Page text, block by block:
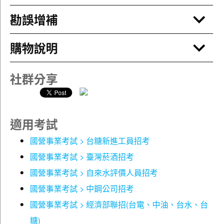
調降及台灣基本工資調漲爭議等文章報導。因此，除
了閱讀本書整理之精華外，建議平時可多接觸時事資
訊，將有助於文章閱讀之理解能力與答題速度。
【內容整理】
字彙與動詞片語搭配詳細例句，方便讀者閱讀。
文法祕笈重裝改版，條列式說明清晰疏理，深入解釋
英文例句對照一點就通。
收錄 107～115 年最新相關試題，協助讀者掌握考情
趨勢。
VIP專區。
單元 3 不定詞（Infinitives）
單元 4 動名詞（Gerunds）
單元 5 分詞（Participles）
單元 6 比較（Comparison）
單元 7 關係詞（Relatives）
Part 2 歷屆試題與解析
111 年臺灣菸酒從業職員及從業評價職位人員甄試「英
文」試題
111 年經濟部所屬事業機構新進職員甄試「英文」試題
111 年台灣自來水評價職位人員甄試「英文」試題
111 年台灣中油僱用人員甄試「英文」試題
試題
112 年台電新進僱用人員甄試「英文」試題
勘誤增補
購物說明
社群分享
適用考試
國營事業考試 > 台糖新進工員招考
國營事業考試 > 臺灣菸酒招考
國營事業考試 > 自來水評價人員招考
國營事業考試 > 中鋼公司招考
國營事業考試 > 經濟部聯招(台電、中油、台水、台
糖)